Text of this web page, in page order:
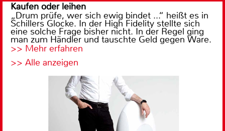
Kaufen oder leihen
„Drum prüfe, wer sich ewig bindet ...“ heißt es in
Schillers Glocke. In der High Fidelity stellte sich
eine solche Frage bisher nicht. In der Regel ging
man zum Händler und tauschte Geld gegen Ware.
>> Mehr erfahren
>> Alle anzeigen